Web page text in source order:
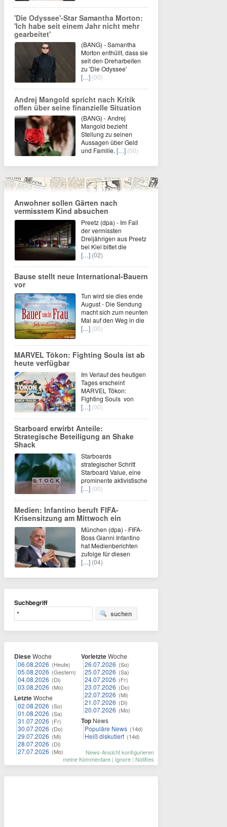
'Die Odyssee'-Star Samantha Morton:
'Ich habe seit einem Jahr nicht mehr
gearbeitet'
(BANG) - Samantha
Morton enthüllt, dass sie
seit den Dreharbeiten
zu 'Die Odyssee'
[…] (00)
Andrej Mangold spricht nach Kritik
offen über seine finanzielle Situation
(BANG) - Andrej
Mangold bezieht
Stellung zu seinen
Aussagen über Geld
und Familie. […] (00)
Anwohner sollen Gärten nach
vermisstem Kind absuchen
Preetz (dpa) - Im Fall
der vermissten
Dreijährigen aus Preetz
bei Kiel bittet die
[…] (02)
Bause stellt neue International-Bauern
vor
Tun wird sie dies ende
August - Die Sendung
macht sich zum neunten
Mal auf den Weg in die
[…] (00)
MARVEL Tōkon: Fighting Souls ist ab
heute verfügbar
Im Verlauf des heutigen
Tages erscheint
MARVEL Tōkon:
Fighting Souls von
[…] (00)
Starboard erwirbt Anteile:
Strategische Beteiligung an Shake
Shack
Starboards
strategischer Schritt
Starboard Value, eine
prominente aktivistische
[…] (00)
Medien: Infantino beruft FIFA-
Krisensitzung am Mittwoch ein
München (dpa) - FIFA-
Boss Gianni Infantino
hat Medienberichten
zufolge für diesen
[…] (04)
Suchbegriff
suchen
DieseWoche
06.08.2026 (Heute)
05.08.2026 (Gestern)
04.08.2026 (Di)
03.08.2026 (Mo)
LetzteWoche
02.08.2026 (So)
01.08.2026 (Sa)
31.07.2026 (Fr)
30.07.2026 (Do)
29.07.2026 (Mi)
28.07.2026 (Di)
27.07.2026 (Mo)
VorletzteWoche
26.07.2026 (So)
25.07.2026 (Sa)
24.07.2026 (Fr)
23.07.2026 (Do)
22.07.2026 (Mi)
21.07.2026 (Di)
20.07.2026 (Mo)
Top News
Populäre News (14d)
Heiß diskutiert (14d)
News-Ansicht konfigurieren
meine Kommentare | Ignore | Notifies